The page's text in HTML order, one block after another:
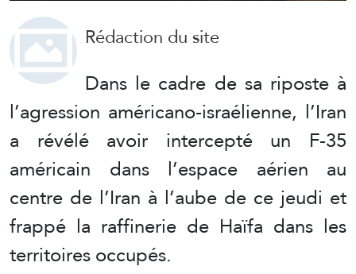
Rédaction du site
Dans le cadre de sa riposte à
l’agression américano-israélienne, l’Iran
a révélé avoir intercepté un F-35
américain dans l’espace aérien au
centre de l’Iran à l’aube de ce jeudi et
frappé la raffinerie de Haïfa dans les
territoires occupés.